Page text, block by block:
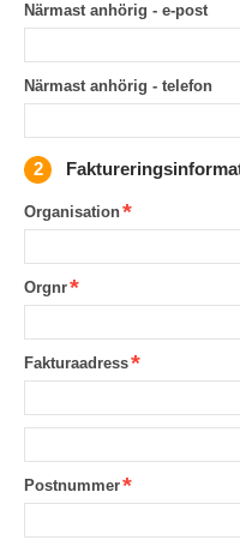
Närmast anhörig - e-post
Närmast anhörig - telefon
Organisation
Orgnr
Fakturaadress
Postnummer